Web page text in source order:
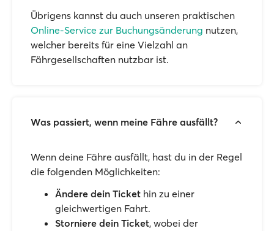
Übrigens kannst du auch unseren praktischen
Online-Service zur Buchungsänderung nutzen,
welcher bereits für eine Vielzahl an
Fährgesellschaften nutzbar ist.
Was passiert, wenn meine Fähre ausfällt?
Wenn deine Fähre ausfällt, hast du in der Regel
die folgenden Möglichkeiten:
Ändere dein Ticket hin zu einer
gleichwertigen Fahrt.
Storniere dein Ticket, wobei der